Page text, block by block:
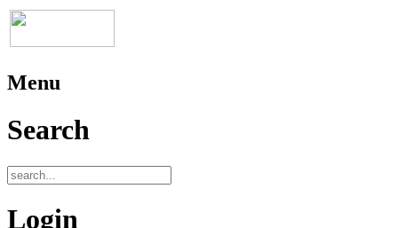
Menu
Search
Login